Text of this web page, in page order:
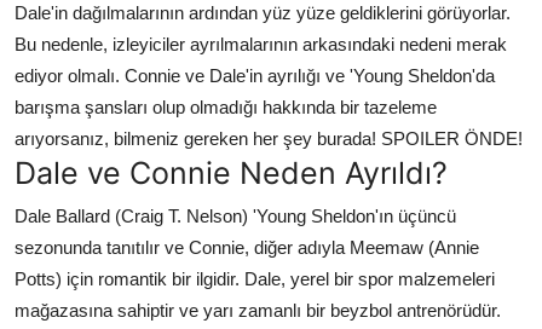
Dale'in dağılmalarının ardından yüz yüze geldiklerini görüyorlar.
Bu nedenle, izleyiciler ayrılmalarının arkasındaki nedeni merak
ediyor olmalı. Connie ve Dale'in ayrılığı ve 'Young Sheldon'da
barışma şansları olup olmadığı hakkında bir tazeleme
arıyorsanız, bilmeniz gereken her şey burada! SPOILER ÖNDE!
Dale ve Connie Neden Ayrıldı?
Dale Ballard (Craig T. Nelson) 'Young Sheldon'ın üçüncü
sezonunda tanıtılır ve Connie, diğer adıyla Meemaw (Annie
Potts) için romantik bir ilgidir. Dale, yerel bir spor malzemeleri
mağazasına sahiptir ve yarı zamanlı bir beyzbol antrenörüdür.